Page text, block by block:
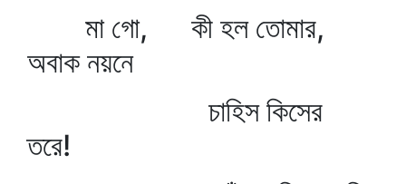
মা গো, কী হল তোমার,
অবাক নয়নে
চাহিস কিসের
তরে!